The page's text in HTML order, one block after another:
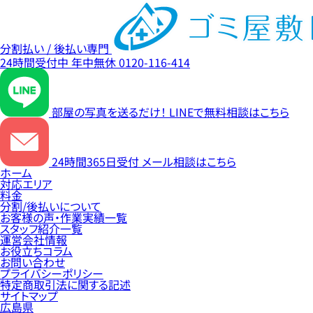
分割払い / 後払い専門
24時間受付中 年中無休0120-116-414
部屋の写真を送るだけ！ LINEで無料相談はこちら
24時間365日受付 メール相談はこちら
ホーム
対応エリア
料金
分割/後払いについて
お客様の声・作業実績一覧
スタッフ紹介一覧
運営会社情報
お役立ちコラム
お問い合わせ
プライバシーポリシー
特定商取引法に関する記述
サイトマップ
広島県